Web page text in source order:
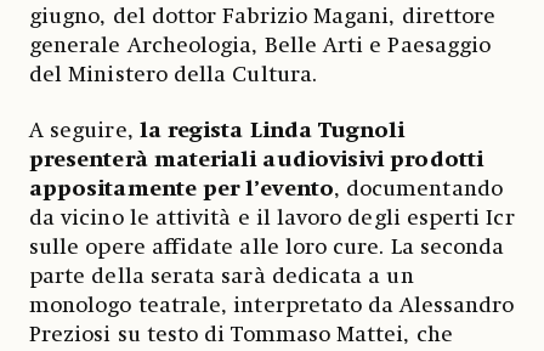
giugno, del dottor Fabrizio Magani, direttore
generale Archeologia, Belle Arti e Paesaggio
del Ministero della Cultura.
A seguire, la regista Linda Tugnoli
presenterà materiali audiovisivi prodotti
appositamente per l’evento, documentando
da vicino le attività e il lavoro degli esperti Icr
sulle opere affidate alle loro cure. La seconda
parte della serata sarà dedicata a un
monologo teatrale, interpretato da Alessandro
Preziosi su testo di Tommaso Mattei, che